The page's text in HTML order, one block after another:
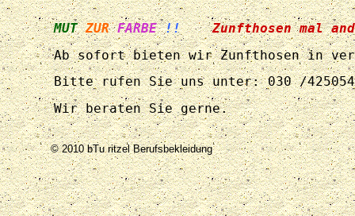
MUT ZUR FARBE !!
Zunfthosen mal
Ab sofort bieten wir Zunfthosen in
Bitte rufen Sie uns unter: 030 /
Wir beraten Sie gerne.
© 2010 bTu ritzel Berufsbekleidung